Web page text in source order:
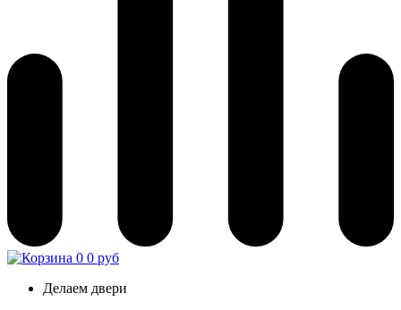
0 0 руб
Делаем двери